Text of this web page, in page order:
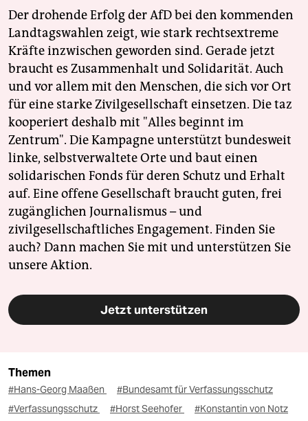
Der drohende Erfolg der AfD bei den kommenden
Landtagswahlen zeigt, wie stark rechtsextreme
Kräfte inzwischen geworden sind. Gerade jetzt
braucht es Zusammenhalt und Solidarität. Auch
und vor allem mit den Menschen, die sich vor Ort
für eine starke Zivilgesellschaft einsetzen. Die taz
kooperiert deshalb mit "Alles beginnt im
Zentrum". Die Kampagne unterstützt bundesweit
linke, selbstverwaltete Orte und baut einen
solidarischen Fonds für deren Schutz und Erhalt
auf. Eine offene Gesellschaft braucht guten, frei
zugänglichen Journalismus – und
zivilgesellschaftliches Engagement. Finden Sie
auch? Dann machen Sie mit und unterstützen Sie
unsere Aktion.
Jetzt unterstützen
Themen
#Hans-Georg Maaßen
#Bundesamt für Verfassungsschutz
#Verfassungsschutz
#Horst Seehofer
#Konstantin von Notz